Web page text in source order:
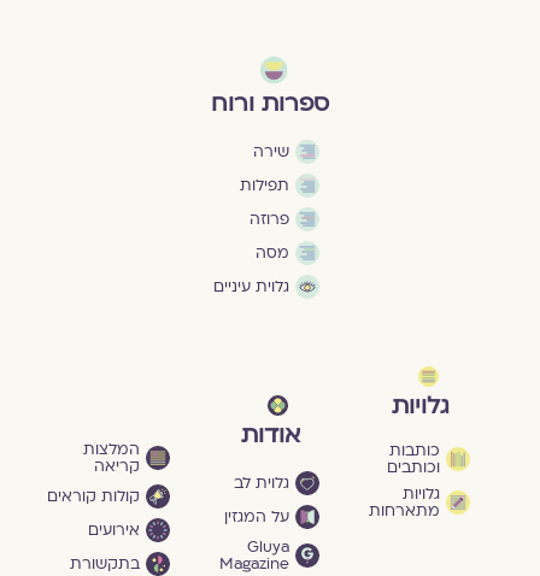
ספרות ורוח
שירה
תפילות
פרוזה
מסה
גלוית עיניים
גלויות
כותבות
וכותבים
גלויות
מתארחות
אודות
גלוית לב
על המגזין
Gluya
Magazine
המלצות
קריאה
קולות קוראים
אירועים
בתקשורת